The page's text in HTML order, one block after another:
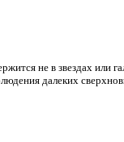
не в звездах или
далеких